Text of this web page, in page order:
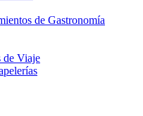
de Gastronomía
de Viaje